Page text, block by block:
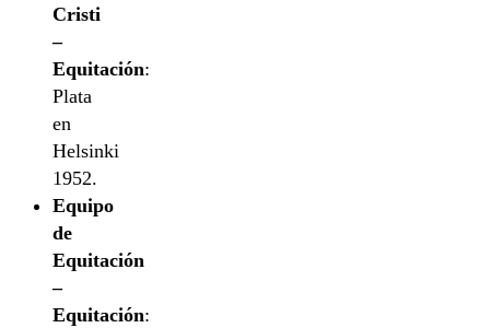
Cristi
–
Equitación:
Plata
en
Helsinki
1952.
Equipo
de
Equitación
–
Equitación: